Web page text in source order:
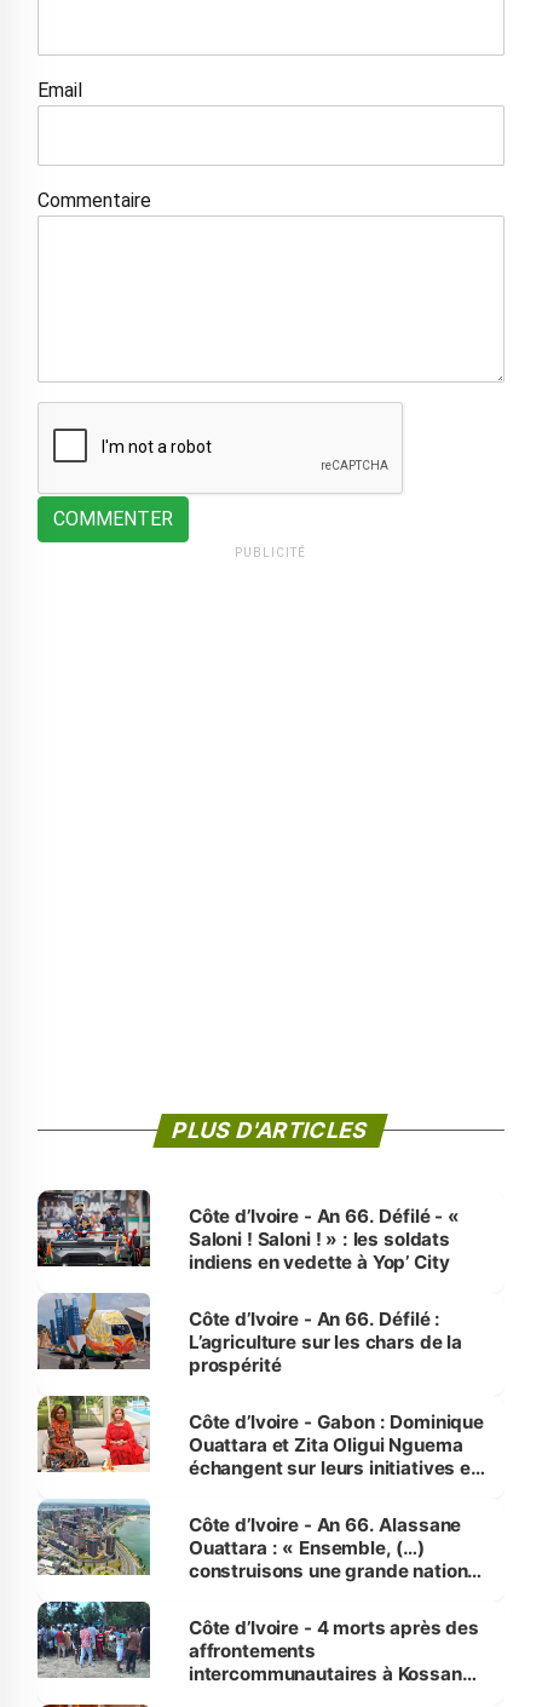
Email
Commentaire
COMMENTER
PUBLICITÉ
PLUS D'ARTICLES
Côte d’Ivoire - An 66. Défilé - «
Saloni ! Saloni ! » : les soldats
indiens en vedette à Yop’ City
Côte d’Ivoire - An 66. Défilé :
L’agriculture sur les chars de la
prospérité
Côte d’Ivoire - Gabon : Dominique
Ouattara et Zita Oligui Nguema
échangent sur leurs initiatives en
enfants
Côte d’Ivoire - An 66. Alassane
Ouattara : « Ensemble, (…)
construisons une grande nation
générations futures »
Côte d’Ivoire - 4 morts après des
affrontements
intercommunautaires à Kossandji